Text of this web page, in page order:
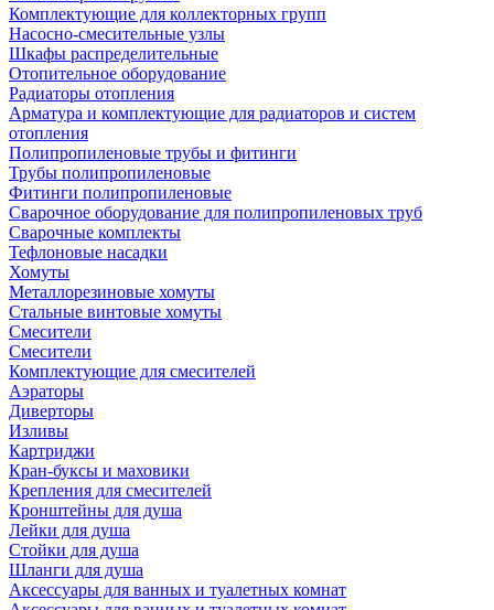
Комплектующие для коллекторных групп
Насосно-смесительные узлы
Шкафы распределительные
Отопительное оборудование
Радиаторы отопления
Арматура и комплектующие для радиаторов и систем
отопления
Полипропиленовые трубы и фитинги
Трубы полипропиленовые
Фитинги полипропиленовые
Сварочное оборудование для полипропиленовых труб
Сварочные комплекты
Тефлоновые насадки
Хомуты
Металлорезиновые хомуты
Стальные винтовые хомуты
Смесители
Смесители
Комплектующие для смесителей
Аэраторы
Диверторы
Изливы
Картриджи
Кран-буксы и маховики
Крепления для смесителей
Кронштейны для душа
Лейки для душа
Стойки для душа
Шланги для душа
Аксессуары для ванных и туалетных комнат